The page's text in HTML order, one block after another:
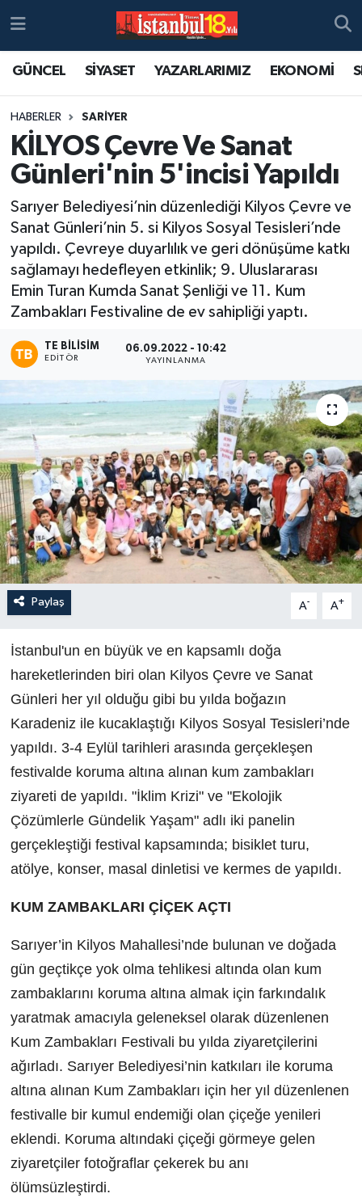
GÜNCEL SİYASET YAZARLARIMIZ EKONOMİ
HABERLER SARİYER
KİLYOS Çevre Ve Sanat
Günleri'nin 5'incisi Yapıldı
Sarıyer Belediyesi’nin düzenlediği Kilyos Çevre ve
Sanat Günleri’nin 5. si Kilyos Sosyal Tesisleri’nde
yapıldı. Çevreye duyarlılık ve geri dönüşüme katkı
sağlamayı hedefleyen etkinlik; 9. Uluslararası
Emin Turan Kumda Sanat Şenliği ve 11. Kum
Zambakları Festivaline de ev sahipliği yaptı.
TE BILISIM
EDITÖR
06.09.2022 - 10:42
YAYINLANMA
Paylaş A- A+
İstanbul'un en büyük ve en kapsamlı doğa
hareketlerinden biri olan Kilyos Çevre ve Sanat
Günleri her yıl olduğu gibi bu yılda boğazın
Karadeniz ile kucaklaştığı Kilyos Sosyal Tesisleri’nde
yapıldı. 3-4 Eylül tarihleri arasında gerçekleşen
festivalde koruma altına alınan kum zambakları
ziyareti de yapıldı. "İklim Krizi" ve "Ekolojik
Çözümlerle Gündelik Yaşam" adlı iki panelin
gerçekleştiği festival kapsamında; bisiklet turu,
atölye, konser, masal dinletisi ve kermes de yapıldı.
KUM ZAMBAKLARI ÇİÇEK AÇTI
Sarıyer’in Kilyos Mahallesi’nde bulunan ve doğada
gün geçtikçe yok olma tehlikesi altında olan kum
zambaklarını koruma altına almak için farkındalık
yaratmak amacıyla geleneksel olarak düzenlenen
Kum Zambakları Festivali bu yılda ziyaretçilerini
ağırladı. Sarıyer Belediyesi’nin katkıları ile koruma
altına alınan Kum Zambakları için her yıl düzenlenen
festivalle bir kumul endemiği olan çiçeğe yenileri
eklendi. Koruma altındaki çiçeği görmeye gelen
ziyaretçiler fotoğraflar çekerek bu anı
ölümsüzleştirdi.